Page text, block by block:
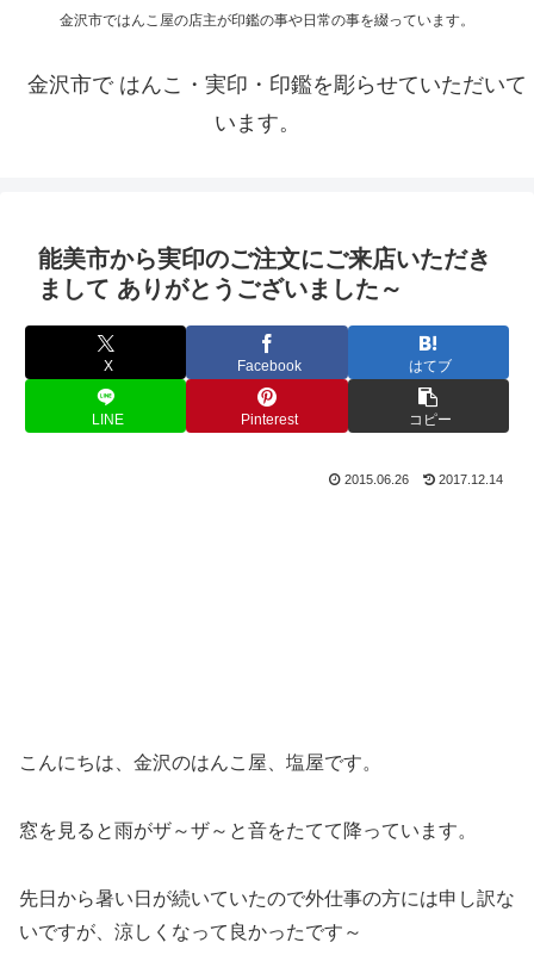
金沢市ではんこ屋の店主が印鑑の事や日常の事を綴っています。
金沢市で はんこ・実印・印鑑を彫らせていただいて
います。
能美市から実印のご注文にご来店いただき
まして ありがとうございました～
X Facebook はてブ
LINE Pinterest コピー
2015.06.26 2017.12.14
こんにちは、金沢のはんこ屋、塩屋です。
窓を見ると雨がザ～ザ～と音をたてて降っています。
先日から暑い日が続いていたので外仕事の方には申し訳な
いですが、涼しくなって良かったです～